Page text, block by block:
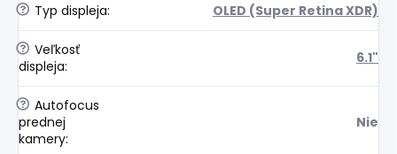
? Typ displeja: OLED (Super Retina XDR)
? Veľkosť
displeja: 6.1"
? Autofocus
prednej
kamery:
Nie